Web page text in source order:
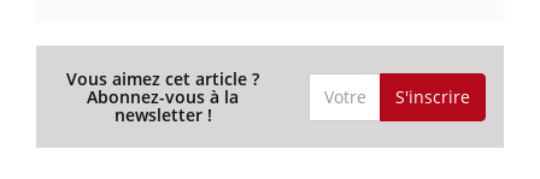
Vous aimez cet article ?
Abonnez-vous à la
newsletter !
S'inscrire